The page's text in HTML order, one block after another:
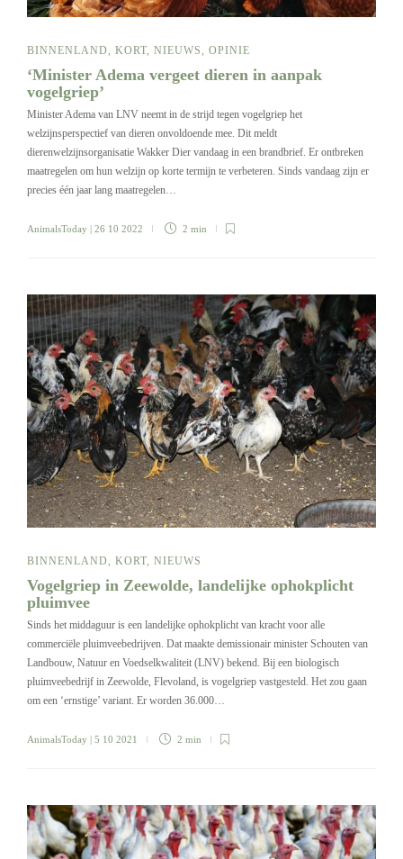
BINNENLAND, KORT, NIEUWS, OPINIE
‘Minister Adema vergeet dieren in aanpak
vogelgriep’
Minister Adema van LNV neemt in de strijd tegen vogelgriep het
welzijnsperspectief van dieren onvoldoende mee. Dit meldt
dierenwelzijnsorganisatie Wakker Dier vandaag in een brandbrief. Er ontbreken
maatregelen om hun welzijn op korte termijn te verbeteren. Sinds vandaag zijn er
precies één jaar lang maatregelen…
AnimalsToday | 26 10 2022 2 min
BINNENLAND KORT NIEUWS
Vogelgriep in Zeewolde, landelijke ophokplicht
pluimvee
Sinds het middaguur is een landelijke ophokplicht van kracht voor alle
commerciële pluimveebedrijven. Dat maakte demissionair minister Schouten van
Landbouw, Natuur en Voedselkwaliteit (LNV) bekend. Bij een biologisch
pluimveebedrijf in Zeewolde, Flevoland, is vogelgriep vastgesteld. Het zou gaan
om een ‘ernstige’ variant. Er worden 36.000…
AnimalsToday | 5 10 2021 2 min